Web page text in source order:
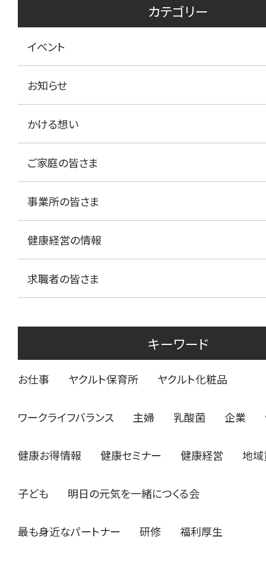
カテゴリー
イベント
お知らせ
かける想い
ご家庭の皆さま
事業所の皆さま
健康経営の情報
求職者の皆さま
キーワード
お仕事 ヤクルト保育所 ヤクルト化粧品
ワークライフバランス 主婦 乳酸菌 企業
健康お得情報 健康セミナー 健康経営 地
子ども 明日の元気を一緒につくる会
最も身近なパートナー 研修 福利厚生